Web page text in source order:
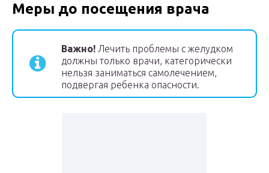
Меры до посещения врача
Важно! Лечить проблемы с желудком
должны только врачи, категорически
нельзя заниматься самолечением,
подвергая ребенка опасности.